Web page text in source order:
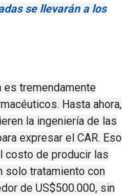
se llevarán a los
es tremendamente
Hasta ahora,
la ingeniería de las
expresar el CAR. Eso
costo de producir las
solo tratamiento con
de US$500.000, sin